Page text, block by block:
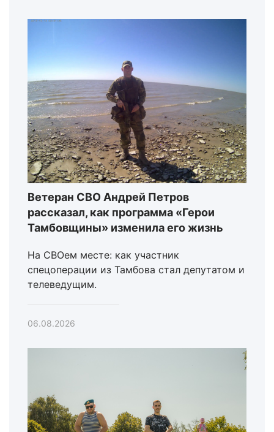
Ветеран СВО Андрей Петров
рассказал, как программа «Герои
Тамбовщины» изменила его жизнь
На СВОем месте: как участник
спецоперации из Тамбова стал депутатом и
телеведущим.
06.08.2026